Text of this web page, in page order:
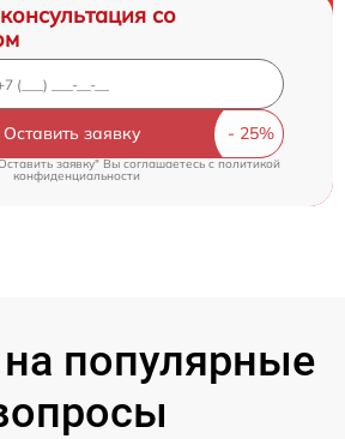
со
Оставить заявку
заявку" Вы соглашаетесь c политикой
конфиденциальности
популярные